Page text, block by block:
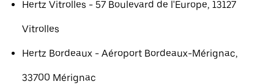
Hertz Vitrolles - 57 Boulevard de l'Europe, 13127
Vitrolles
Hertz Bordeaux - Aéroport Bordeaux-Mérignac,
33700 Mérignac